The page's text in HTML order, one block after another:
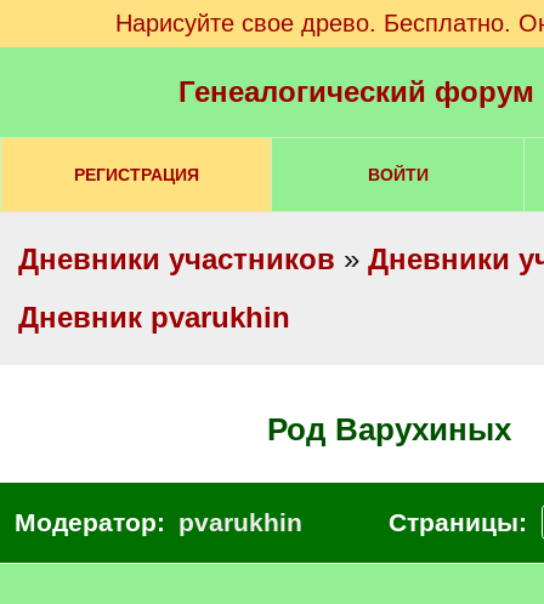
Нарисуйте свое древо. Бесплатно.
Генеалогический
РЕГИСТРАЦИЯ ВОЙТИ
Дневники участников » Дневники
Дневник pvarukhin
Род Варухиных
Модератор: pvarukhin Страницы: